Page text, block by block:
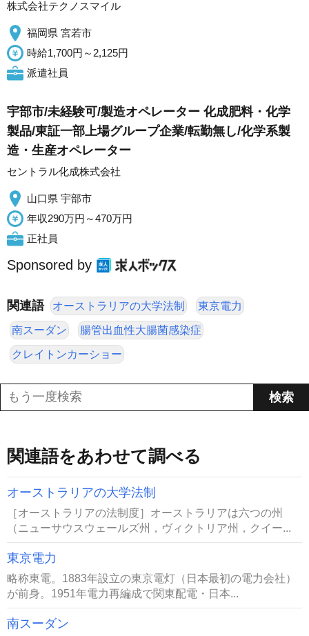
株式会社テクノスマイル
福岡県 宮若市
時給1,700円～2,125円
派遣社員
宇部市/未経験可/製造オペレーター 化成肥料・化学
製品/東証一部上場グループ企業/転勤無し/化学系製
造・生産オペレーター
セントラル化成株式会社
山口県 宇部市
年収290万円～470万円
正社員
Sponsored by
関連語 オーストラリアの大学法制 東京電力
南スーダン 腸管出血性大腸菌感染症
クレイトンカーショー
関連語をあわせて調べる
オーストラリアの大学法制
［オーストラリアの法制度］オーストラリアは六つの州
（ニューサウスウェールズ州，ヴィクトリア州，クイー...
東京電力
略称東電。1883年設立の東京電灯（日本最初の電力会社）
が前身。1951年電力再編成で関東配電・日本...
南スーダン